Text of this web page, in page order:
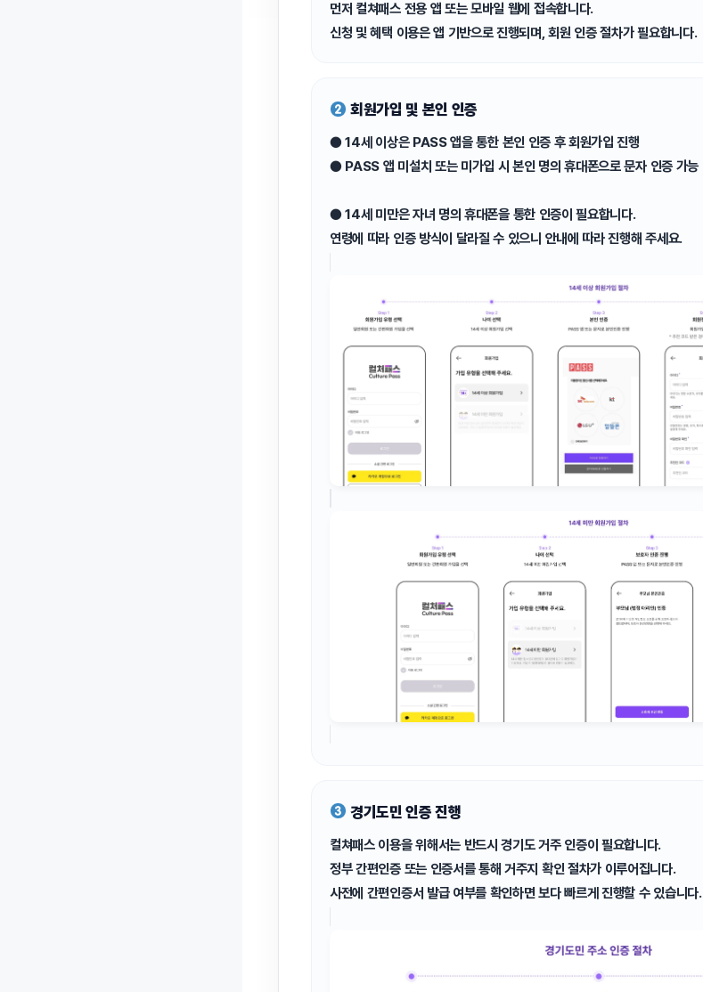
먼저 컬쳐패스 전용 앱 또는 모바일 웹에 접속합니다.
신청 및 혜택 이용은 앱 기반으로 진행되며, 회원 인증 절차가 필요합니다.
회원가입 및 본인 인증
●14세 이상은 PASS 앱을 통한 본인 인증 후 회원가입 진행
● PASS 앱 미설치 또는 미가입 시 본인 명의 휴대폰으로 문자 인증 가능
●14세 미만은 자녀 명의 휴대폰을 통한 인증이 필요합니다.
연령에 따라 인증 방식이 달라질 수 있으니 안내에 따라 진행해 주세요.
경기도민 인증 진행
컬쳐패스 이용을 위해서는 반드시 경기도 거주 인증이 필요합니다.
정부 간편인증 또는 인증서를 통해 거주지 확인 절차가 이루어집니다.
사전에 간편인증서 발급 여부를 확인하면 보다 빠르게 진행할 수 있습니다.